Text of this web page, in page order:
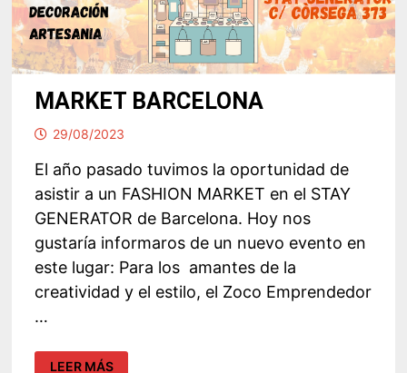
MARKET BARCELONA
29/08/2023
El año pasado tuvimos la oportunidad de
asistir a un FASHION MARKET en el STAY
GENERATOR de Barcelona. Hoy nos
gustaría informaros de un nuevo evento en
este lugar: Para los amantes de la
creatividad y el estilo, el Zoco Emprendedor
…
MARKET
LEER MÁS